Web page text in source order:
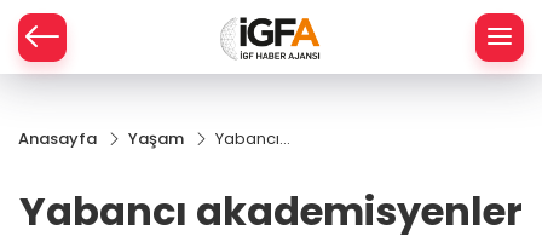
Anasayfa Yaşam
Yabancı
sempozyumda
Yabancı akademisyenler